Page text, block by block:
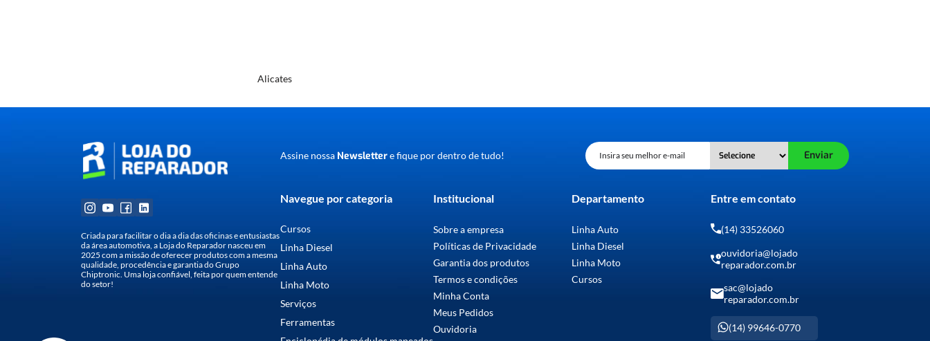
Alicates
Criada para facilitar o dia a dia das oficinas e entusiastas
da área automotiva, a Loja do Reparador nasceu em
2025 com a missão de oferecer produtos com a mesma
qualidade, procedência e garantia do Grupo
Chiptronic. Uma loja confiável, feita por quem entende
do setor!
Assine nossa Newslettere fique por dentro de tudo! Enviar
Navegue por categoria
Cursos
Linha Diesel
Linha Auto
Linha Moto
Serviços
Ferramentas
Institucional
Sobre a empresa
Políticas de Privacidade
Garantia dos produtos
Termos e condições
Minha Conta
Meus Pedidos
Ouvidoria
Departamento
Linha Auto
Linha Diesel
Linha Moto
Cursos
Entre em contato
(14) 33526060
ouvidoria@lojado
reparador.com.br
sac@lojado
reparador.com.br
(14) 99646-0770